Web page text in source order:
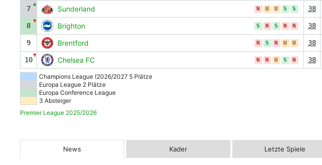
7
▲
Sunderland N U U S S 38
8
▼
Brighton S N S N N 38
9 Brentford N S N U U 38
10
▼
Chelsea FC N N U S N 38
Champions League (2026/2027 5 Plätze
Europa League 2 Plätze
Europa Conference League
3 Absteiger
Premier League 2025/2026
News Kader Letzte Spiele